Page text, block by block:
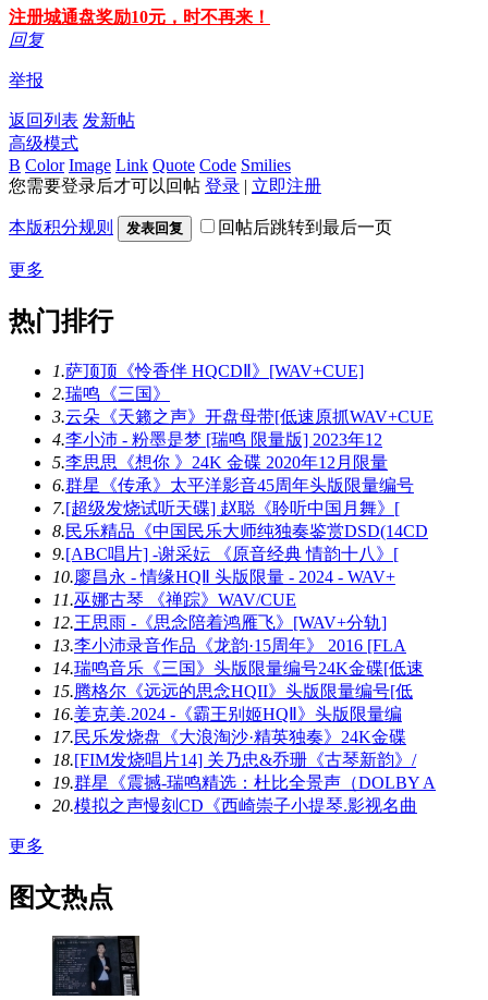
注册城通盘奖励10元，时不再来！
回复
举报
返回列表 发新帖
高级模式
B Color Image Link Quote Code Smilies
您需要登录后才可以回帖 登录 | 立即注册
本版积分规则 发表回复 回帖后跳转到最后一页
更多
热门排行
1.萨顶顶《怜香伴 HQCDⅡ》[WAV+CUE]
2.瑞鸣《三国》
3.云朵《天籁之声》开盘母带[低速原抓WAV+CUE
4.李小沛 - 粉墨是梦 [瑞鸣 限量版] 2023年12
5.李思思《想你 》24K 金碟 2020年12月限量
6.群星《传承》太平洋影音45周年头版限量编号
7.[超级发烧试听天碟] 赵聪《聆听中国月舞》[
8.民乐精品《中国民乐大师纯独奏鉴赏DSD(14CD
9.[ABC唱片] -谢采妘 《原音经典 情韵十八》[
10. 廖昌永 - 情缘HQⅡ 头版限量 - 2024 - WAV+
11.巫娜古琴 《禅踪》WAV/CUE
12.王思雨 -《思念陪着鸿雁飞》[WAV+分轨]
13.李小沛录音作品《龙韵·15周年》 2016 [FLA
14.瑞鸣音乐《三国》头版限量编号24K金碟[低速
15.腾格尔《远远的思念HQII》头版限量编号[低
16.姜克美.2024 -《霸王别姬HQⅡ》头版限量编
17.民乐发烧盘《大浪淘沙·精英独奏》24K金碟
18.[FIM发烧唱片14] 关乃忠&乔珊《古琴新韵》/
19.群星《震撼-瑞鸣精选：杜比全景声（DOLBY A
20.模拟之声慢刻CD《西崎崇子小提琴.影视名曲
更多
图文热点